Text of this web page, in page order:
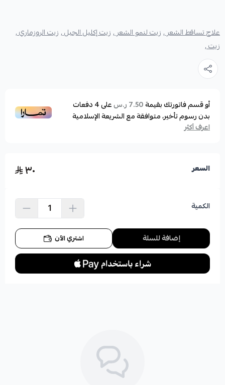
علاج تساقط الشعر ,زيت لنمو الشعر ,زيت إكليل الجبل ,زيت الروزماري ,
زيت ,
أو قسم فاتورتك بقيمة7.50 ر.س على4دفعات
بدون رسوم تأخير، متوافقة مع الشريعة الإسلامية
اعرف أكثر
السعر ٣٠
الكمية
إضافة للسلة اشتري الآن